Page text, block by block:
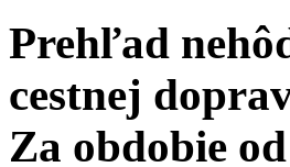
Prehľad
cestnej
Za obdobie